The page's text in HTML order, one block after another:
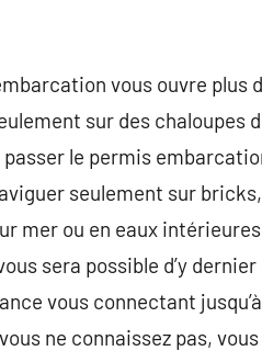
vous ouvre plus
sur des chaloupes
le permis
seulement sur
mer ou en eaux
sera possible d’y
vous connectant
ne connaissez pas,